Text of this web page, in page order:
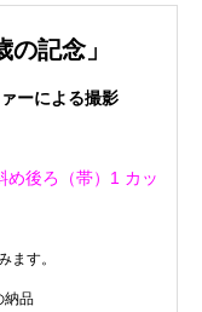
の記念」
ーによる撮影
め後ろ（帯）1 カッ
ます。
納品